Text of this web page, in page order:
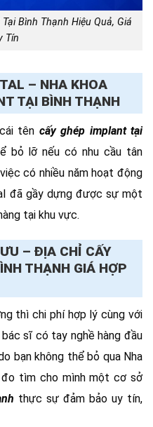
Bình Thạnh Hiệu Quả, Giá
Tín
– NHA KHOA
TẠI BÌNH THẠNH
tên cấy ghép implant tại
bỏ lỡ nếu có nhu cầu tân
có nhiều năm hoạt động
đã gầy dựng được sự một
tại khu vực.
– ĐỊA CHỈ CẤY
THẠNH GIÁ HỢP
thì chi phí hợp lý cùng với
sĩ có tay nghề hàng đầu
bạn không thể bỏ qua Nha
tìm cho mình một cơ sở
thực sự đảm bảo uy tín,